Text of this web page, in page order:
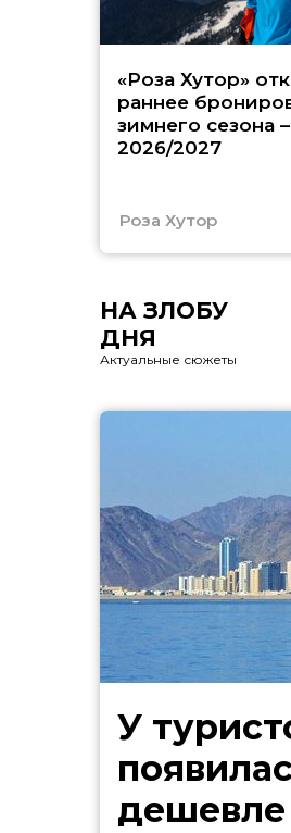
«Роза Хутор»
раннее
зимнего сезона –
2026/2027
Роза Хутор
НА ЗЛОБУ
ДНЯ
Актуальные сюжеты
У
дешевле